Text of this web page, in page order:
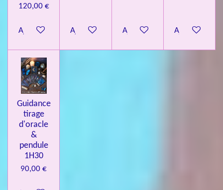
120,00 €
Ajouter au panierAjouter au panierAjouter au panierAjouter au
Guidance
tirage
d'oracle
&
pendule
1H30
90,00 €